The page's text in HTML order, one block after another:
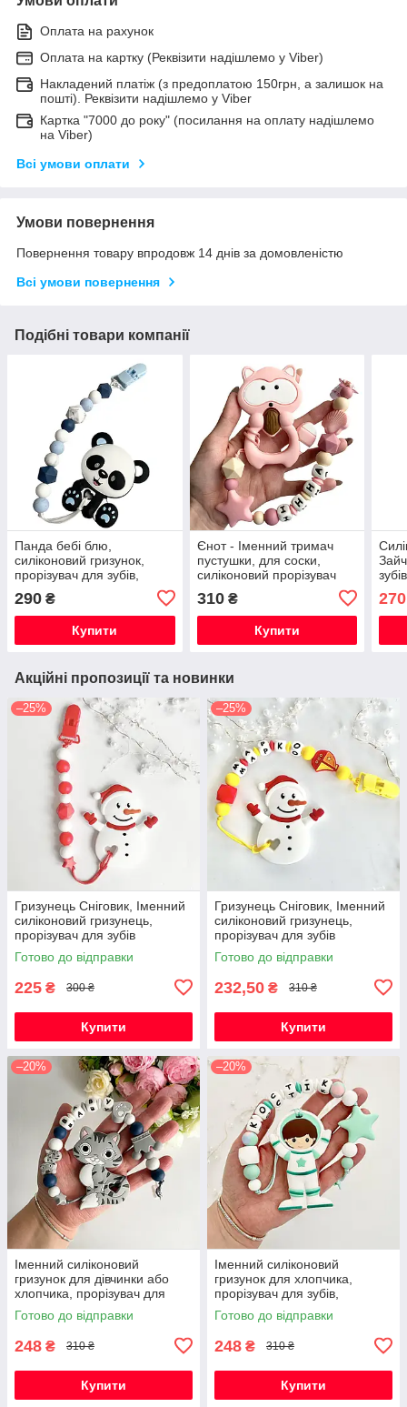
Оплата на рахунок
Оплата на картку (Реквізити надішлемо у Viber)
Накладений платіж (з предоплатою 150грн, а залишок на
пошті). Реквізити надішлемо у Viber
Картка "7000 до року" (посилання на оплату надішлемо
на Viber)
Всі умови оплати
Умови повернення
Повернення товару впродовж 14 днів за домовленістю
Всі умови повернення
Подібні товари компанії
Панда бебі блю,
силіконовий гризунок,
прорізувач для зубів,
290 ₴
Купити
Єнот - Іменний тримач
пустушки, для соски,
силіконовий прорізувач
310₴
Купити
270
Акційні пропозиції та новинки
–25%
Гризунець Сніговик, Іменний
силіконовий гризунець,
прорізувач для зубів
Готово до відправки
225 ₴ 300 ₴
Купити
–25%
Гризунець Сніговик, Іменний
силіконовий гризунець,
прорізувач для зубів
Готово до відправки
232,50 ₴ 310 ₴
Купити
–20%
Іменний силіконовий
гризунок для дівчинки або
хлопчика, прорізувач для
зубів, котик Фелікс (сірий)
Готово до відправки
248 ₴ 310 ₴
Купити
–20%
Іменний силіконовий
гризунок для хлопчика,
прорізувач для зубів,
Космонавт (м'ята)
Готово до відправки
248 ₴ 310 ₴
Купити